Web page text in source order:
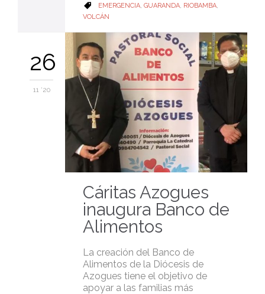
 CATEGORY
EMERGENCIA GUARANDA RIOBAMBA
VOLCÁN
26
11 '20
Cáritas Azogues
inaugura Banco de
Alimentos
La creación del Banco de
Alimentos de la Diócesis de
Azogues tiene el objetivo de
apoyar a las familias más